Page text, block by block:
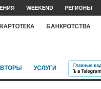
WEEKEND РЕГИОНЫ
КАРТОТЕКА БАНКРОТСТВА
УСЛУГИ